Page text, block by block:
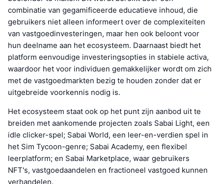
combinatie van gegamificeerde educatieve inhoud, die
gebruikers niet alleen informeert over de complexiteiten
van vastgoedinvesteringen, maar hen ook beloont voor
hun deelname aan het ecosysteem. Daarnaast biedt het
platform eenvoudige investeringsopties in stabiele activa,
waardoor het voor individuen gemakkelijker wordt om zich
met de vastgoedmarkten bezig te houden zonder dat er
uitgebreide voorkennis nodig is.
Het ecosysteem staat ook op het punt zijn aanbod uit te
breiden met aankomende projecten zoals Sabai Light, een
idle clicker-spel; Sabai World, een leer-en-verdien spel in
het Sim Tycoon-genre; Sabai Academy, een flexibel
leerplatform; en Sabai Marketplace, waar gebruikers
NFT's, vastgoedaandelen en fractioneel vastgoed kunnen
verhandelen.